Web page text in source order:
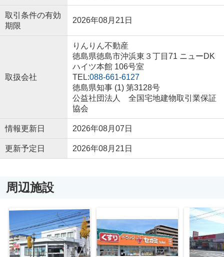
取引条件の有効
期限
2026年08月21日
取扱会社
りんりん不動産
徳島県徳島市沖浜東３丁目71 ニューDK
ハイツ本館 106号室
TEL:088-661-6127
徳島県知事 (1) 第3128号
公益社団法人 全国宅地建物取引業保証
協会
情報更新日 2026年08月07日
更新予定日 2026年08月21日
周辺施設